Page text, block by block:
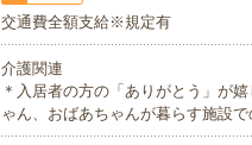
交通費全額支給※規定有
介護関連
＊入居者の方の「ありがとう」が
ゃん、おばあちゃんが暮らす施設